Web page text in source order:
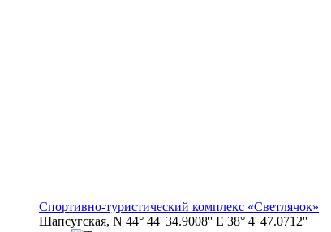
Спортивно-туристический комплекс «Светлячок»
Шапсугская, N 44° 44' 34.9008'' E 38° 4' 47.0712''